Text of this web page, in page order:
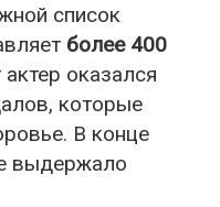
список
более 400
оказался
которые
В конце
выдержало